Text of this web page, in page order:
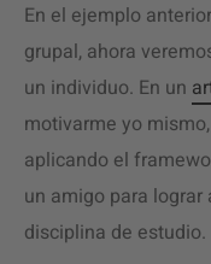
En el ejemplo
grupal, ahora
un individuo. En un
motivarme yo
aplicando el
un amigo para
disciplina de estudio.